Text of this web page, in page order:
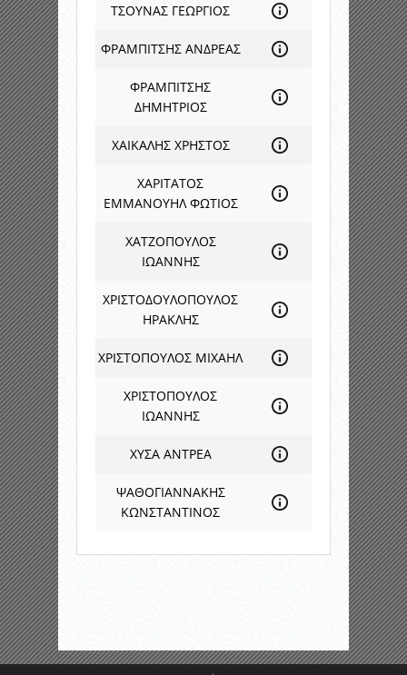
ΤΣΟΥΝΑΣ ΓΕΩΡΓΙΟΣ
ΦΡΑΜΠΙΤΣΗΣ ΑΝΔΡΕΑΣ
ΦΡΑΜΠΙΤΣΗΣ
ΔΗΜΗΤΡΙΟΣ
ΧΑΙΚΑΛΗΣ ΧΡΗΣΤΟΣ
ΧΑΡΙΤΑΤΟΣ
ΕΜΜΑΝΟΥΗΛ ΦΩΤΙΟΣ
ΧΑΤΖΟΠΟΥΛΟΣ
ΙΩΑΝΝΗΣ
ΧΡΙΣΤΟΔΟΥΛΟΠΟΥΛΟΣ
ΗΡΑΚΛΗΣ
ΧΡΙΣΤΟΠΟΥΛΟΣ ΜΙΧΑΗΛ
ΧΡΙΣΤΟΠΟΥΛΟΣ
ΙΩΑΝΝΗΣ
ΧΥΣΑ ΑΝΤΡΕΑ
ΨΑΘΟΓΙΑΝΝΑΚΗΣ
ΚΩΝΣΤΑΝΤΙΝΟΣ